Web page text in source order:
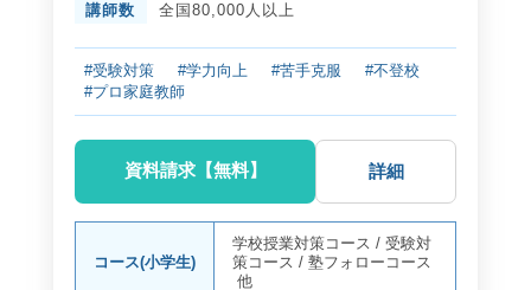
講師数
全国80,000人以上
#受験対策 #学力向上 #苦手克服
#不登校
#プロ家庭教師
資料請求【無料】 詳細
コース(小学生)
学校授業対策コース /受験対
策コース /塾フォローコース
他